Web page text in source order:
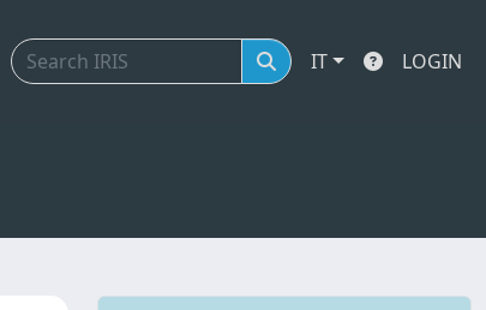
IT LOGIN